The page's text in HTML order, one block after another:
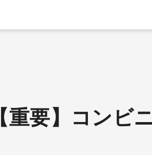
【重要】コンビ